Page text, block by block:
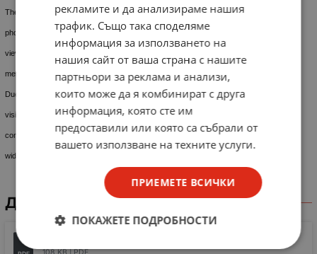
The BPW34 is a high speed and high sensitive PIN
photodiode in a miniature flat plastic package. Its top
view construction makes it ideal as a low cost replace-
ment of TO–5 devices in many applications.
Due to its waterclear epoxy the device is sensitive to
visible and infrared radiation. The large active area
combined with a flat case gives a high sensitivity at a
wide viewing angle.
ДОКУМЕНТИ ЗА СВАЛЯНЕ
рекламите и да анализираме нашия
трафик. Също така споделяме
информация за използването на
нашия сайт от ваша страна с нашите
партньори за реклама и анализи,
които може да я комбинират с друга
информация, която сте им
предоставили или която са събрали от
вашето използване на техните услуги.
ПРИЕМЕТЕ ВСИЧКИ
ПОКАЖЕТЕ ПОДРОБНОСТИ